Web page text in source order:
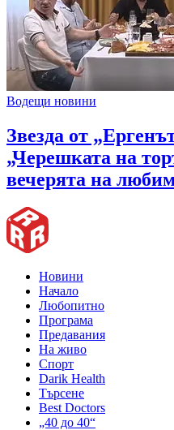
Водещи новини
Звезда от
„Черешката на
вечерята на
Новини
Начало
Любопитно
Програма
Предавания
На живо
Спорт
Darik Health
Търсене
Best Doctors
„40 до 40“